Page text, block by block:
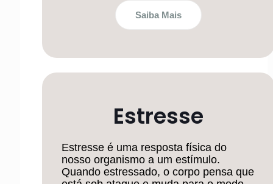
Saiba Mais
Estresse
Estresse é uma resposta física do
nosso organismo a um estímulo.
Quando estressado, o corpo pensa que